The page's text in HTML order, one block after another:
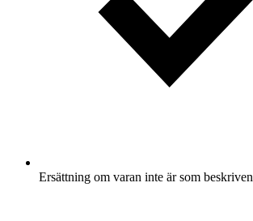
Ersättning om varan inte är som beskriven